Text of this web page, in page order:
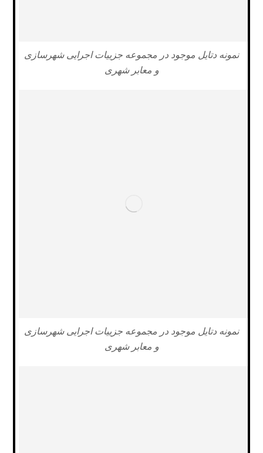
نمونه دتایل موجود در مجموعه جزییات اجرایی شهرسازی
و معابر شهری
نمونه دتایل موجود در مجموعه جزییات اجرایی شهرسازی
و معابر شهری